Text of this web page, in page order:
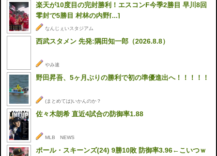
楽天が10度目の完封勝利！エスコンF今季2勝目 早川8回
零封で5勝目 村林の内野[...]
なんじぇいスタジアム
西武スタメン 先発:隅田知一郎（2026.8.8）
やみ速
野田昇吾、5ヶ月ぶりの勝利で初の準優進出へ！！！！！
(まとめては)いかんのか？
佐々木朗希 直近4試合の防御率1.88
MLB NEWS
ポール・スキーンズ(24) 9勝10敗 防御率3.96←こいつｗ